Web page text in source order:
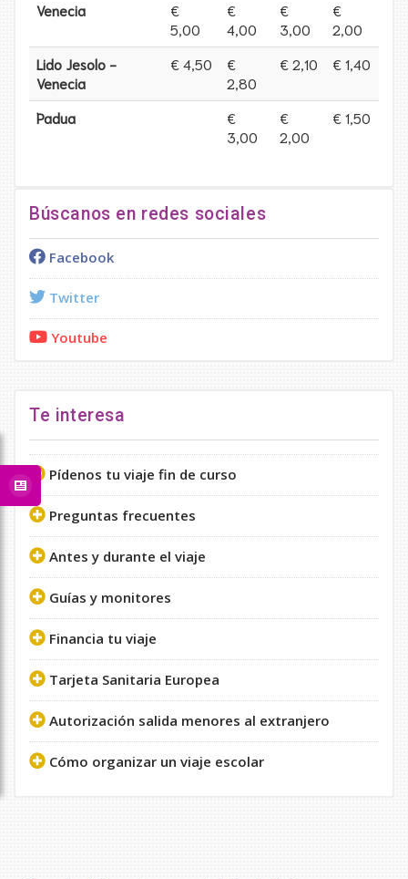
Venecia
€
5,00
€
4,00
€
3,00
€
2,00
Lido Jesolo -
Venecia
€ 4,50
€
2,80
€ 2,10 € 1,40
Padua
€
3,00
€
2,00
€ 1,50
Búscanos en redes sociales
Facebook
Twitter
Youtube
Te interesa
Pídenos tu viaje fin de curso
Preguntas frecuentes
Antes y durante el viaje
Guías y monitores
Financia tu viaje
Tarjeta Sanitaria Europea
Autorización salida menores al extranjero
Cómo organizar un viaje escolar